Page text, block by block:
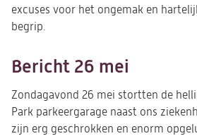
excuses voor het ongemak en
begrip.
Bericht 26 mei
Zondagavond 26 mei stortten de
Park parkeergarage naast ons
zijn erg geschrokken en enorm